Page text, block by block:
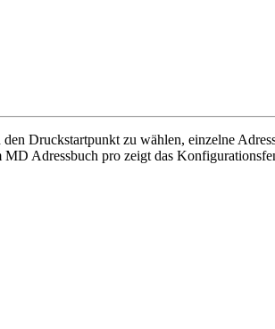
Druckstartpunkt zu wählen, einzelne
Adressbuch pro zeigt das